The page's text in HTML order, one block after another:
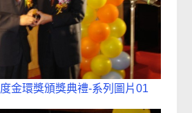
金環獎頒獎典禮-系列圖片01